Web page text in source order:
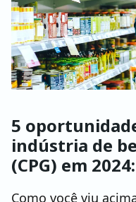
5
indústria de
(CPG) em 2024:
Como você viu